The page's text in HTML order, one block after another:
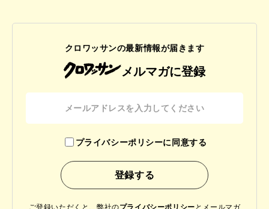
クロワッサンの最新情報が届きます
メルマガに登録
プライバシーポリシーに同意する
ご登録いただくと、弊社のプライバシーポリシー と メールマガ